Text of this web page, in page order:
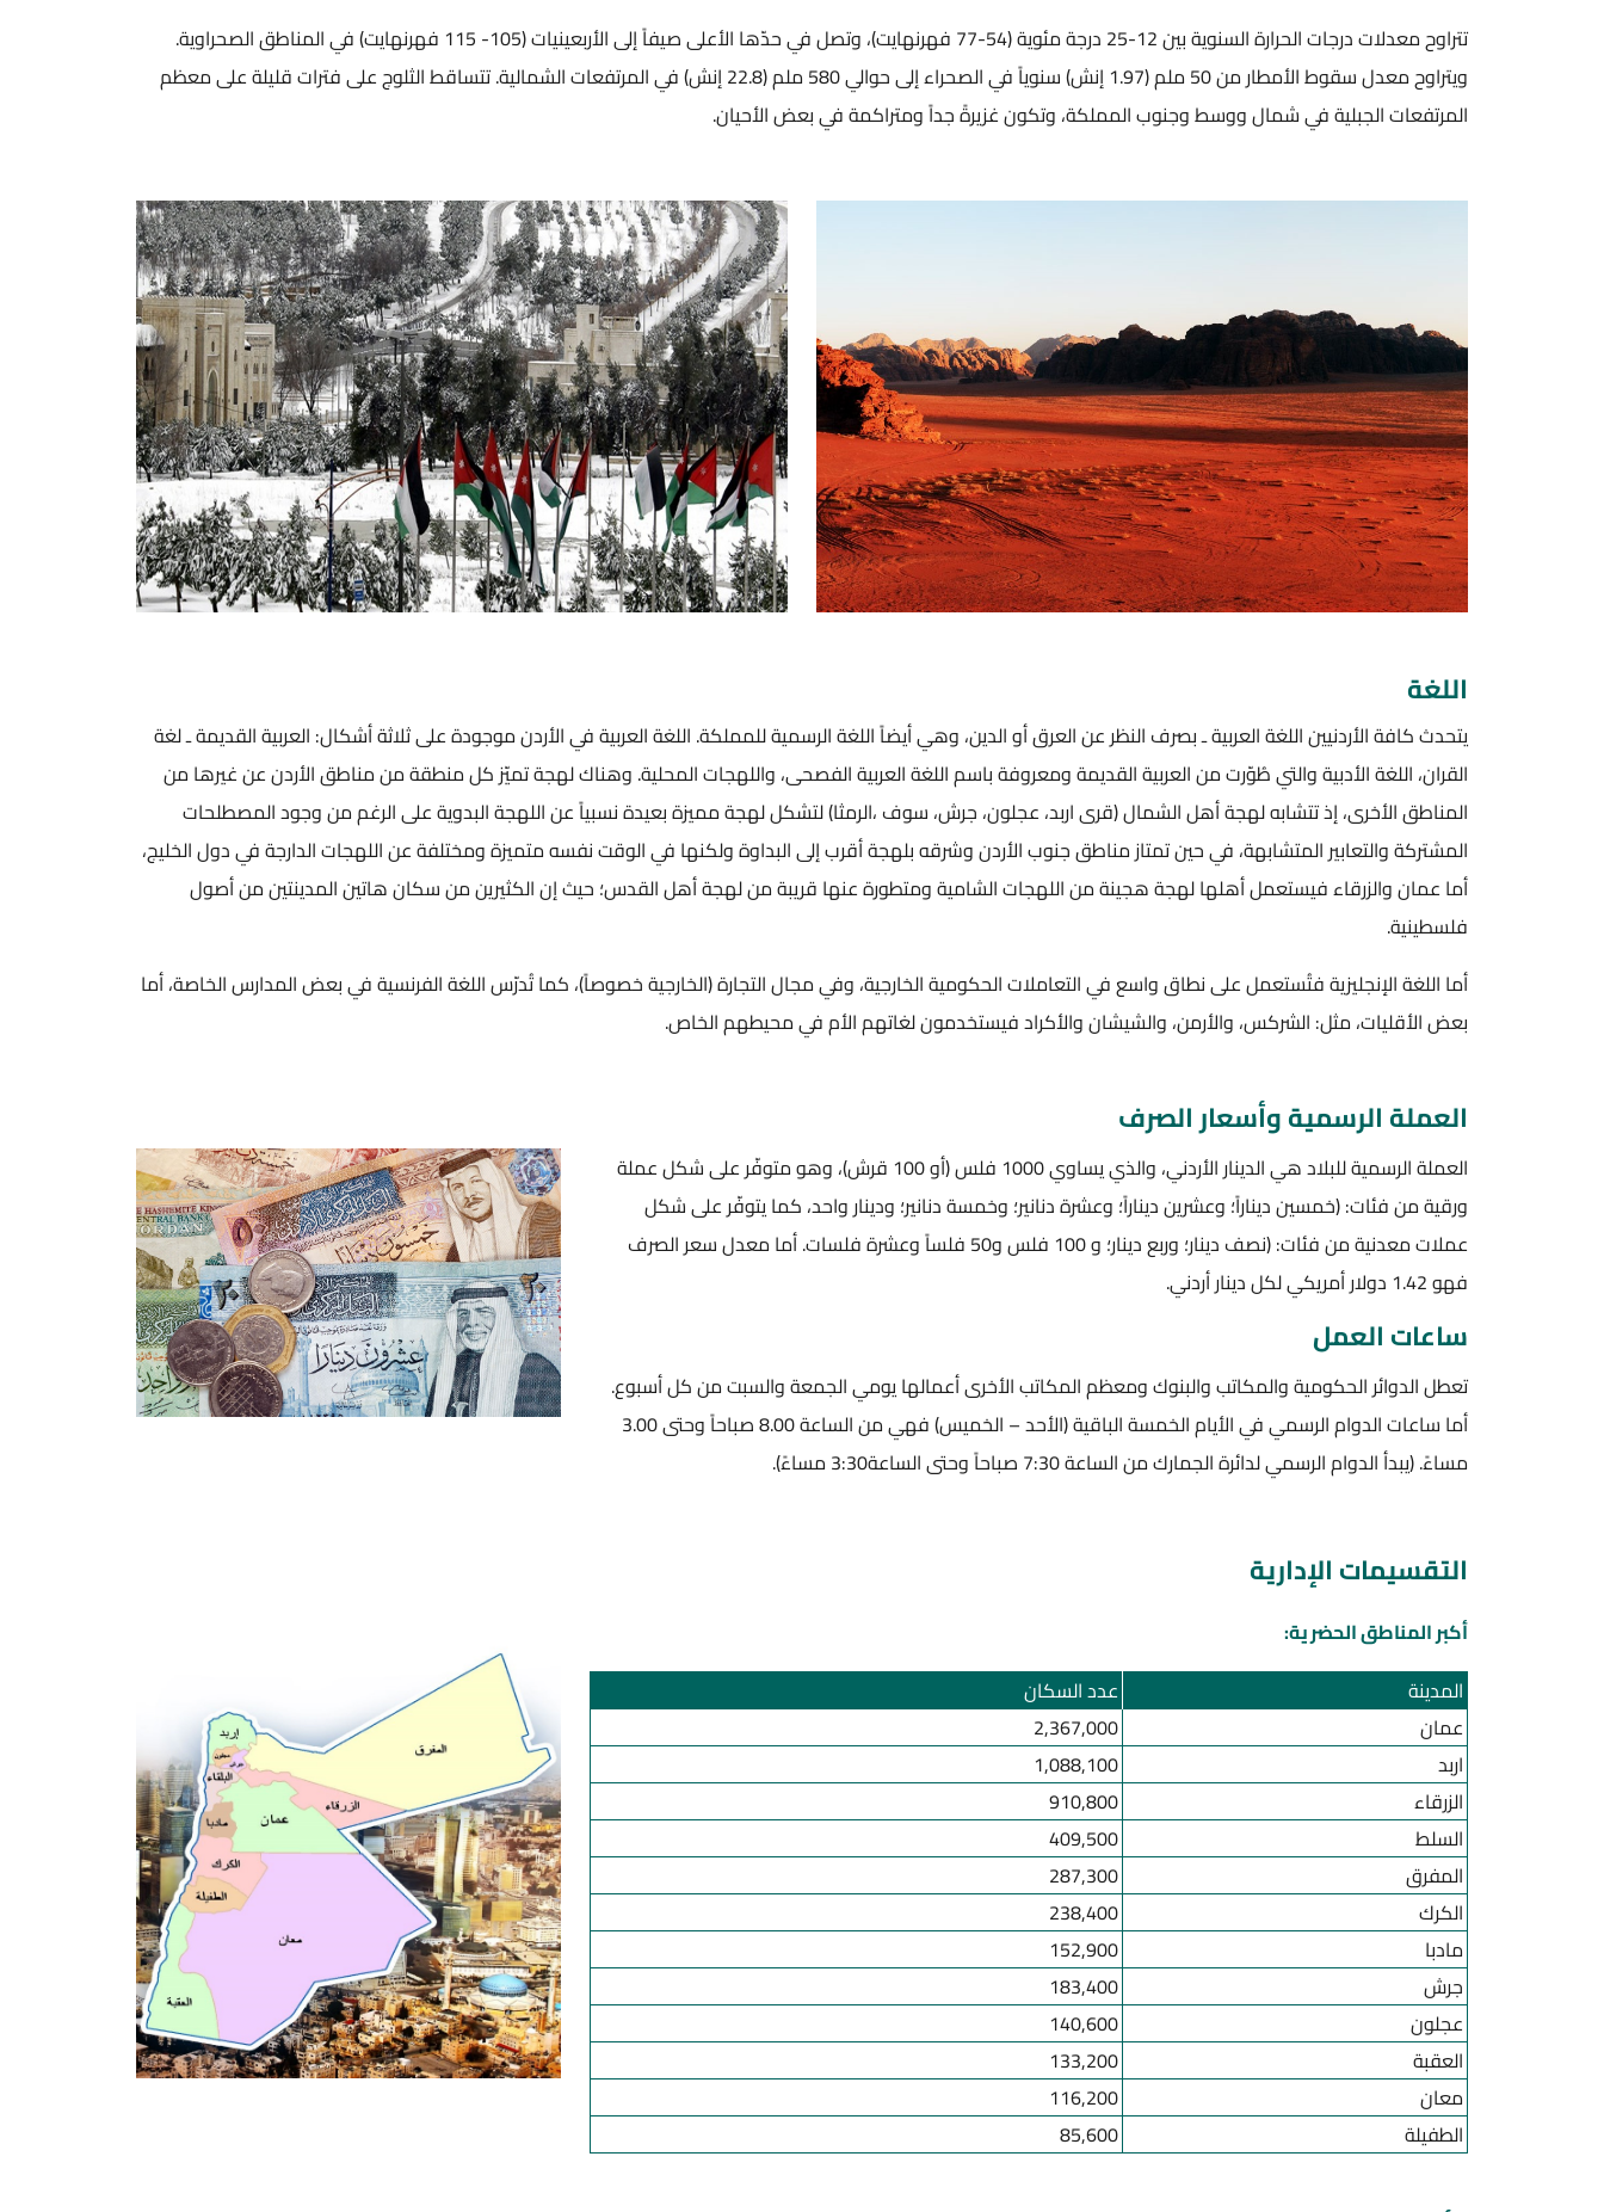
تتراوح معدلات درجات الحرارة السنوية بين 12-25 درجة مئوية (54-77 فهرنهايت)، وتصل في حدّها الأعلى صيفاً إلى الأربعينيات (105- 115 فهرنهايت) في المناطق الصحراوية.
ويتراوح معدل سقوط الأمطار من 50 ملم (1.97 إنش) سنوياً في الصحراء إلى حوالي 580 ملم (22.8 إنش) في المرتفعات الشمالية. تتساقط الثلوج على فترات قليلة على معظم
المرتفعات الجبلية في شمال ووسط وجنوب المملكة، وتكون غزيرةً جداً ومتراكمة في بعض الأحيان.
اللغة
يتحدث كافة الأردنيين اللغة العربية ـ بصرف النظر عن العرق أو الدين، وهي أيضاً اللغة الرسمية للمملكة. اللغة العربية في الأردن موجودة على ثلاثة أشكال: العربية القديمة ـ لغة
القران، اللغة الأدبية والتي طُوّرت من العربية القديمة ومعروفة باسم اللغة العربية الفصحى، واللهجات المحلية. وهناك لهجة تميّز كل منطقة من مناطق الأردن عن غيرها من
المناطق الأخرى، إذ تتشابه لهجة أهل الشمال (قرى اربد، عجلون، جرش، سوف ،الرمثا) لتشكل لهجة مميزة بعيدة نسبياً عن اللهجة البدوية على الرغم من وجود المصطلحات
المشتركة والتعابير المتشابهة، في حين تمتاز مناطق جنوب الأردن وشرقه بلهجة أقرب إلى البداوة ولكنها في الوقت نفسه متميزة ومختلفة عن اللهجات الدارجة في دول الخليج،
أما عمان والزرقاء فيستعمل أهلها لهجة هجينة من اللهجات الشامية ومتطورة عنها قريبة من لهجة أهل القدس؛ حيث إن الكثيرين من سكان هاتين المدينتين من أصول
فلسطينية.
أما اللغة الإنجليزية فتُستعمل على نطاق واسع في التعاملات الحكومية الخارجية، وفي مجال التجارة (الخارجية خصوصاً)، كما تُدرّس اللغة الفرنسية في بعض المدارس الخاصة، أما
بعض الأقليات، مثل: الشركس، والأرمن، والشيشان والأكراد فيستخدمون لغاتهم الأم في محيطهم الخاص.
العملة الرسمية وأسعار الصرف
العملة الرسمية للبلاد هي الدينار الأردني، والذي يساوي 1000 فلس (أو 100 قرش)، وهو متوفّر على شكل عملة
ورقية من فئات: (خمسين ديناراً؛ وعشرين ديناراً؛ وعشرة دنانير؛ وخمسة دنانير؛ ودينار واحد، كما يتوفّر على شكل
عملات معدنية من فئات: (نصف دينار؛ وربع دينار؛ و 100 فلس و50 فلساً وعشرة فلسات. أما معدل سعر الصرف
فهو 1.42 دولار أمريكي لكل دينار أردني.
ساعات العمل
تعطل الدوائر الحكومية والمكاتب والبنوك ومعظم المكاتب الأخرى أعمالها يومي الجمعة والسبت من كل أسبوع.
أما ساعات الدوام الرسمي في الأيام الخمسة الباقية (الأحد – الخميس) فهي من الساعة 8.00 صباحاً وحتى 3.00
مساءً. (يبدأ الدوام الرسمي لدائرة الجمارك من الساعة 7:30 صباحاً وحتى الساعة3:30 مساءً).
التقسيمات الإدارية
أكبر المناطق الحضرية:
المدينة
عدد السكان
عمان
2,367,000
اربد
1,088,100
الزرقاء
910,800
السلط
409,500
المفرق
287,300
الكرك
238,400
مادبا
152,900
جرش
183,400
عجلون
140,600
العقبة
133,200
معان
116,200
الطفيلة
85,600